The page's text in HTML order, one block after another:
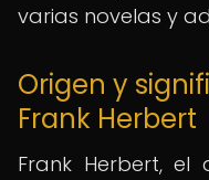
varias novelas y
Origen y
Frank Herbert
Frank Herbert, el